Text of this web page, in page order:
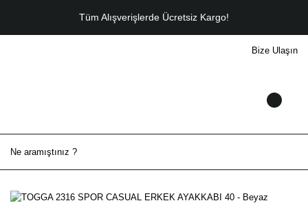
Tüm Alışverişlerde Ücretsiz Kargo!
Bize Ulaşın